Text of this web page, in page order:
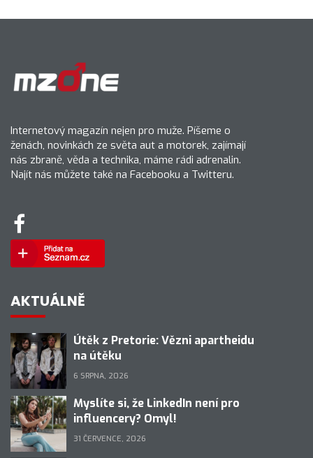
Internetový magazín nejen pro muže. Píšeme o
ženách, novinkách ze světa aut a motorek, zajímají
nás zbraně, věda a technika, máme rádi adrenalin.
Najít nás můžete také na Facebooku a Twitteru.
AKTUÁLNĚ
Útěk z Pretorie: Vězni apartheidu
na útěku
6 SRPNA, 2026
Myslíte si, že LinkedIn není pro
influencery? Omyl!
31 ČERVENCE, 2026